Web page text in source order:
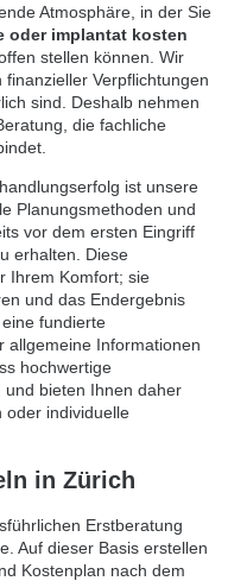
Atmosphäre, in der Sie
oder implantat kosten
stellen können. Wir
Verpflichtungen
sind. Deshalb nehmen
die fachliche
ist unsere
Planungsmethoden und
vor dem ersten Eingriff
erhalten. Diese
Ihrem Komfort; sie
und das Endergebnis
fundierte
allgemeine Informationen
hochwertige
bieten Ihnen daher
oder individuelle
in Zürich
Erstberatung
Auf dieser Basis erstellen
Kostenplan nach dem